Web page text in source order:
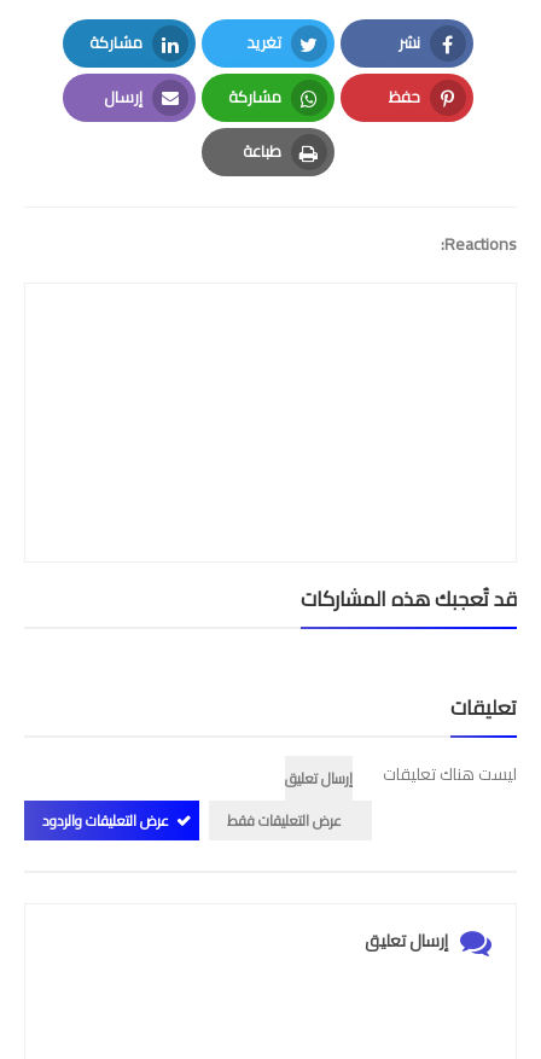
نشر
Facebook
تغريد
Twitter
مشاركة
LinkedIn
حفظ
Pinterest
مشاركة
Whatsapp
إرسال
Email
طباعة
Print
Reactions:
قد تُعجبك هذه المشاركات
تعليقات
ليست هناك تعليقات
إرسال تعليق
عرض التعليقات فقط
عرض التعليقات والردود
إرسال تعليق